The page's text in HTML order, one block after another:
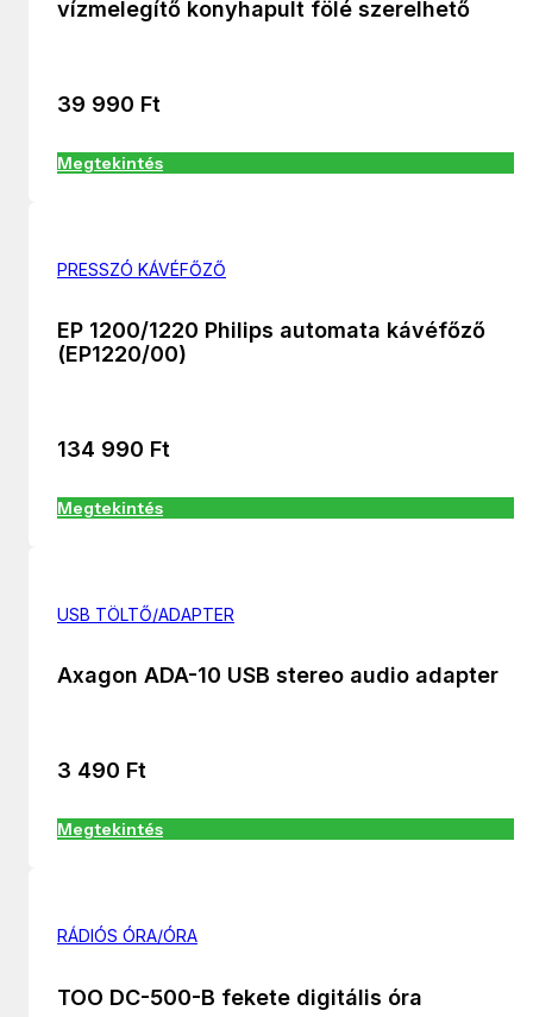
vízmelegítő konyhapult fölé szerelhető
39 990 Ft
Megtekintés
PRESSZÓ KÁVÉFŐZŐ
EP 1200/1220 Philips automata kávéfőző
(EP1220/00)
134 990 Ft
Megtekintés
USB TÖLTŐ/ADAPTER
Axagon ADA-10 USB stereo audio adapter
3 490 Ft
Megtekintés
RÁDIÓS ÓRA/ÓRA
TOO DC-500-B fekete digitális óra